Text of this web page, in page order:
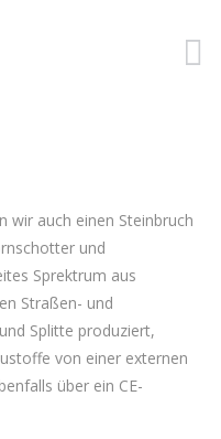
wir auch einen Steinbruch
und
Sprektrum aus
Straßen- und
Splitte produziert,
von einer externen
über ein CE-